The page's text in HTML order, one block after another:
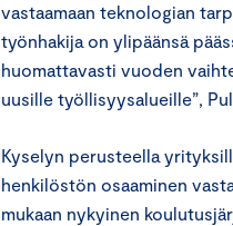
vastaamaan teknologian
työnhakija on ylipäänsä
huomattavasti vuoden
uusille työllisyysalueille”,
Kyselyn perusteella
henkilöstön osaaminen
mukaan nykyinen